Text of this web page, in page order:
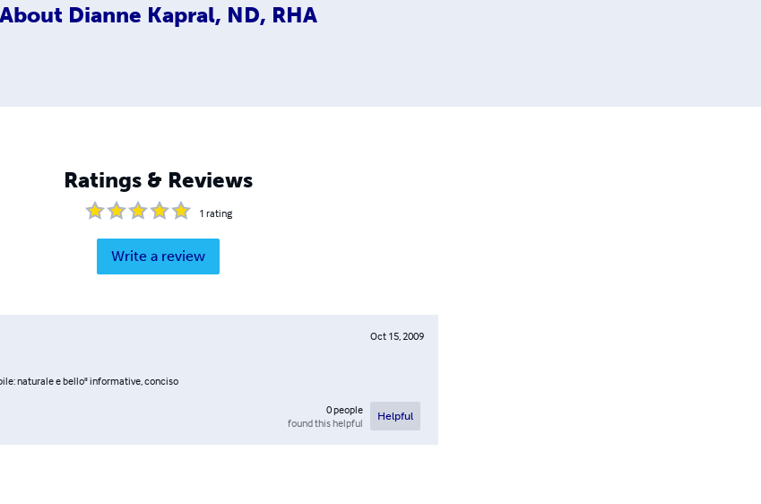
About Dianne Kapral, ND, RHA
Ratings & Reviews
1 rating
Write a review
Oct 15, 2009
naturale e bello" informative, conciso
0people
found this helpful
Helpful